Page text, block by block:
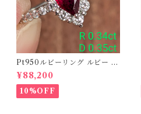
Pt950ルビーリング ルビー 0.
34ct ダイヤモンド 0.35ct【P
RO206885】
¥88,200
10%OFF